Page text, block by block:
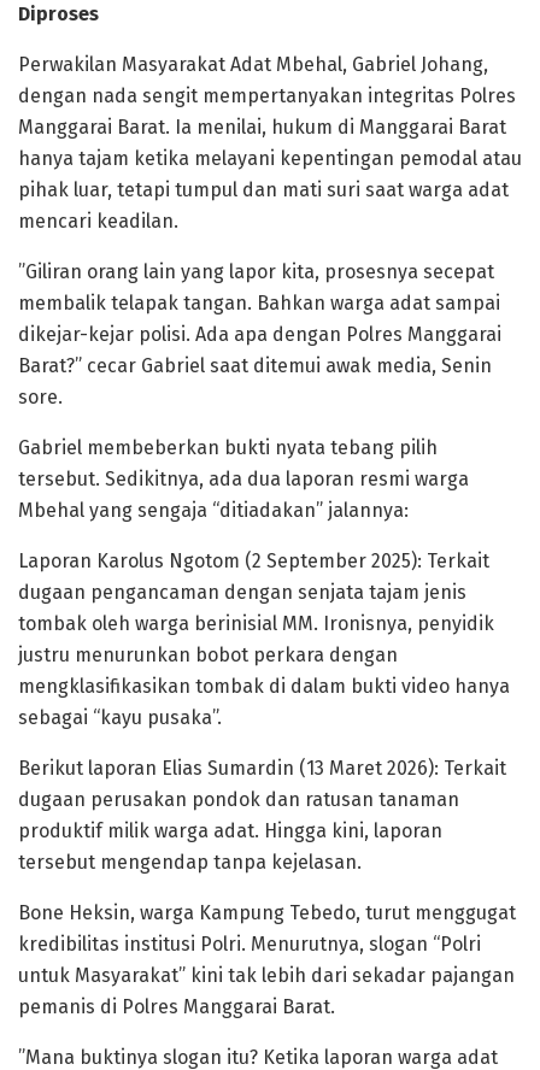
Diproses
​Perwakilan Masyarakat Adat Mbehal, Gabriel Johang,
dengan nada sengit mempertanyakan integritas Polres
Manggarai Barat. Ia menilai, hukum di Manggarai Barat
hanya tajam ketika melayani kepentingan pemodal atau
pihak luar, tetapi tumpul dan mati suri saat warga adat
mencari keadilan.
​”Giliran orang lain yang lapor kita, prosesnya secepat
membalik telapak tangan. Bahkan warga adat sampai
dikejar-kejar polisi. Ada apa dengan Polres Manggarai
Barat?” cecar Gabriel saat ditemui awak media, Senin
sore.
​Gabriel membeberkan bukti nyata tebang pilih
tersebut. Sedikitnya, ada dua laporan resmi warga
Mbehal yang sengaja “ditiadakan” jalannya:
​Laporan Karolus Ngotom (2 September 2025): Terkait
dugaan pengancaman dengan senjata tajam jenis
tombak oleh warga berinisial MM. Ironisnya, penyidik
justru menurunkan bobot perkara dengan
mengklasifikasikan tombak di dalam bukti video hanya
sebagai “kayu pusaka”.
Berikut ​laporan Elias Sumardin (13 Maret 2026): Terkait
dugaan perusakan pondok dan ratusan tanaman
produktif milik warga adat. Hingga kini, laporan
tersebut mengendap tanpa kejelasan.
​Bone Heksin, warga Kampung Tebedo, turut menggugat
kredibilitas institusi Polri. Menurutnya, slogan “Polri
untuk Masyarakat” kini tak lebih dari sekadar pajangan
pemanis di Polres Manggarai Barat.
​”Mana buktinya slogan itu? Ketika laporan warga adat